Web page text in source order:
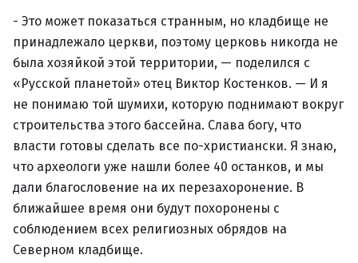
- Это может показаться странным, но кладбище не
принадлежало церкви, поэтому церковь никогда не
была хозяйкой этой территории, — поделился с
«Русской планетой» отец Виктор Костенков. — И я
не понимаю той шумихи, которую поднимают вокруг
строительства этого бассейна. Слава богу, что
власти готовы сделать все по-христиански. Я знаю,
что археологи уже нашли более 40 останков, и мы
дали благословение на их перезахоронение. В
ближайшее время они будут похоронены с
соблюдением всех религиозных обрядов на
Северном кладбище.